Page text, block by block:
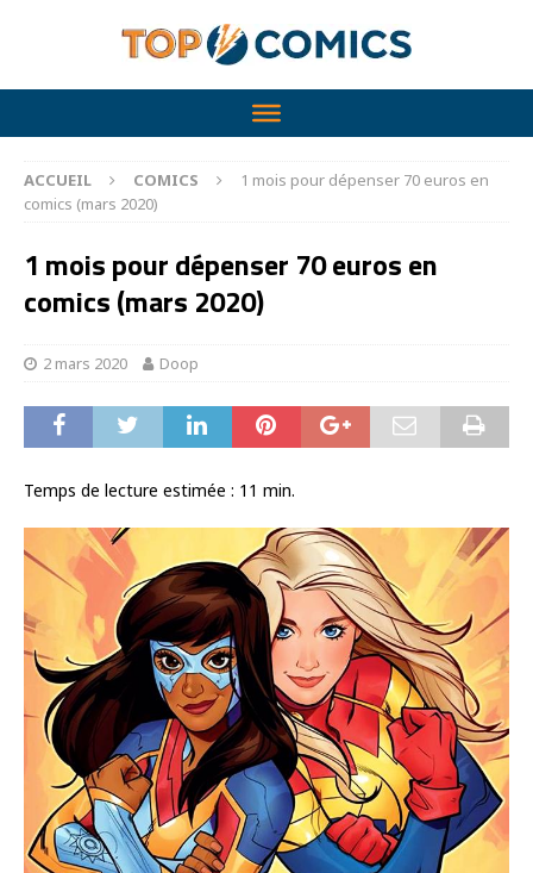
ACCUEIL COMICS
1 mois pour dépenser 70 euros en
comics (mars 2020)
1 mois pour dépenser 70 euros en
comics (mars 2020)
2 mars 2020 Doop
Temps de lecture estimée : 11 min.